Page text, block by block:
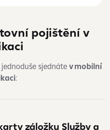
pojištění v
sjednáte v mobilní
:
záložku Služby a